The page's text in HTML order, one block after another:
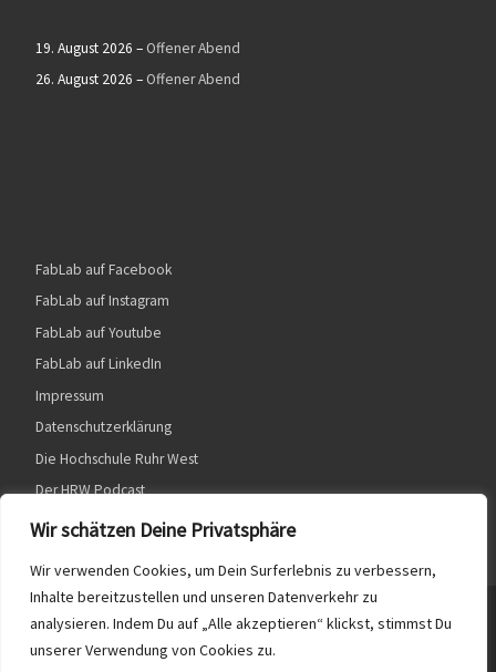
Wir schätzen Deine Privatsphäre
Wir verwenden Cookies, um Dein Surferlebnis zu verbessern,
Inhalte bereitzustellen und unseren Datenverkehr zu
analysieren. Indem Du auf „Alle akzeptieren“ klickst, stimmst Du
unserer Verwendung von Cookies zu.
19. August 2026 – Offener Abend
26. August 2026 – Offener Abend
FabLab auf Facebook
FabLab auf Instagram
FabLab auf Youtube
FabLab auf LinkedIn
Impressum
Datenschutzerklärung
Die Hochschule Ruhr West
Der HRW Podcast
© 2026HRW FabLab– Alle Rechte vorbehalten
Präsentiert vonWP – Entworfen mit dem